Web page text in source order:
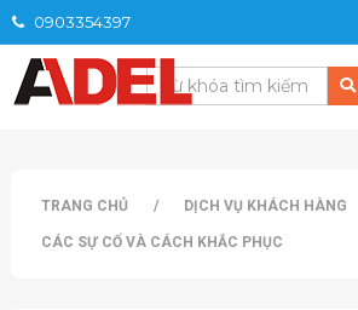
0903354397
TRANG CHỦ / DỊCH VỤ KHÁCH HÀNG
CÁC SỰ CỐ VÀ CÁCH KHẮC PHỤC